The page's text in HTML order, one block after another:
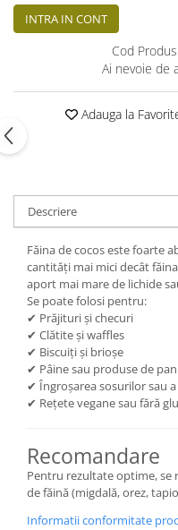
INTRA IN CONT
Cod
Ai nevoie de
Adauga la
Descriere
Făina de cocos este foarte
cantități mai mici decât
aport mai mare de lichide
Se poate folosi pentru:
✔ Prăjituri și checuri
✔ Clătite și waffles
✔ Biscuiți și brioșe
✔ Pâine sau produse de
✔ Îngroșarea sosurilor sau
✔ Rețete vegane sau fără
Recomandare
Pentru rezultate optime, se
de făină (migdală, orez,
Informatii conformitate